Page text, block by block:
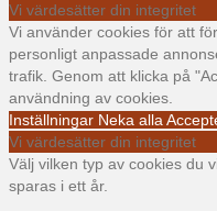
Vi värdesätter din integritet
Vi använder cookies för att
personligt anpassade
trafik. Genom att klicka på
användning av cookies.
Inställningar Neka alla
Vi värdesätter din integritet
Välj vilken typ av cookies du
sparas i ett år.